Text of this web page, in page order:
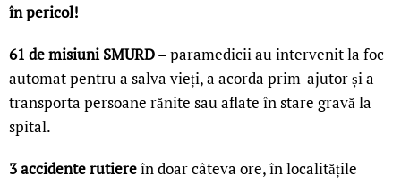
în pericol!
61 de misiuni SMURD– paramedicii au intervenit la foc
automat pentru a salva vieți, a acorda prim-ajutor și a
transporta persoane rănite sau aflate în stare gravă la
spital.
3 accidente rutiereîn doar câteva ore, în localitățile